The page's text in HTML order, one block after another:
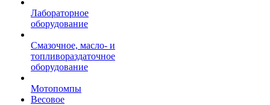
Лабораторное
оборудование
Смазочное, масло- и
топливораздаточное
оборудование
Мотопомпы
Весовое